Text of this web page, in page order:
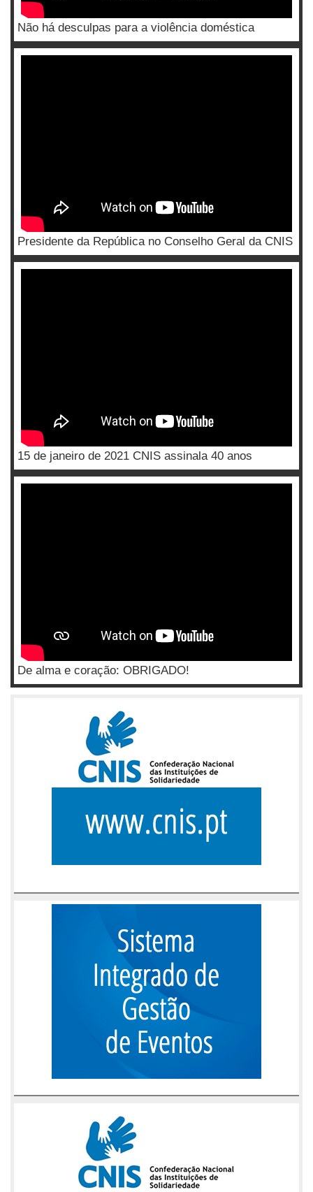
Não há desculpas para a violência doméstica
Presidente da República no Conselho Geral da CNIS
15 de janeiro de 2021 CNIS assinala 40 anos
De alma e coração: OBRIGADO!